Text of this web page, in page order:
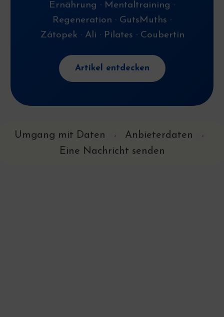
Ernährung · Mentaltraining ·
Regeneration · GutsMuths ·
Zátopek · Ali · Pilates · Coubertin
Artikel entdecken
Umgang mit Daten ‹ Anbieterdaten ‹
Eine Nachricht senden